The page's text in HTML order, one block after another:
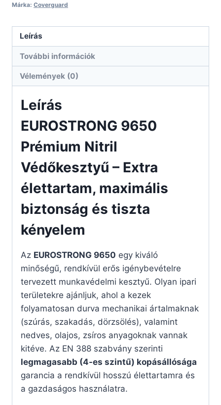
Márka: Coverguard
Leírás
További információk
Vélemények (0)
Leírás
EUROSTRONG 9650
Prémium Nitril
Védőkesztyű – Extra
élettartam, maximális
biztonság és tiszta
kényelem
Az EUROSTRONG 9650 egy kiváló
minőségű, rendkívül erős igénybevételre
tervezett munkavédelmi kesztyű. Olyan ipari
területekre ajánljuk, ahol a kezek
folyamatosan durva mechanikai ártalmaknak
(szúrás, szakadás, dörzsölés), valamint
nedves, olajos, zsíros anyagoknak vannak
kitéve. Az EN 388 szabvány szerinti
legmagasabb (4-es szintű) kopásállósága
garancia a rendkívül hosszú élettartamra és
a gazdaságos használatra.